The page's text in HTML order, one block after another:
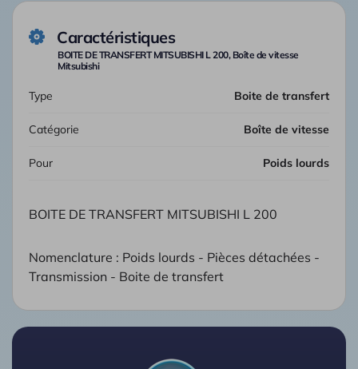
Caractéristiques
BOITE DE TRANSFERT MITSUBISHI L 200, Boîte de vitesse
Mitsubishi
Type Boite de transfert
Catégorie Boîte de vitesse
Pour Poids lourds
BOITE DE TRANSFERT MITSUBISHI L 200
Nomenclature : Poids lourds - Pièces détachées -
Transmission - Boite de transfert